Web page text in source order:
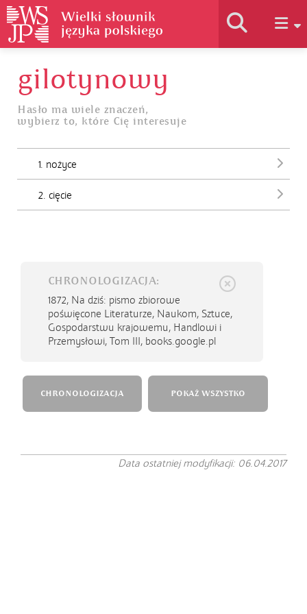
Historia słownika
Jak korzystać
gilotynowy
Hasło ma wiele znaczeń,
wybierz to, które Cię interesuje
1. nożyce
2. cięcie
CHRONOLOGIZACJA:
1872, Na dziś: pismo zbiorowe
poświęcone Literaturze, Naukom, Sztuce,
Gospodarstwu krajowemu, Handlowi i
Przemysłowi, Tom III, books.google.pl
CHRONOLOGIZACJA POKAŻ WSZYSTKO
Data ostatniej modyfikacji: 06.04.2017